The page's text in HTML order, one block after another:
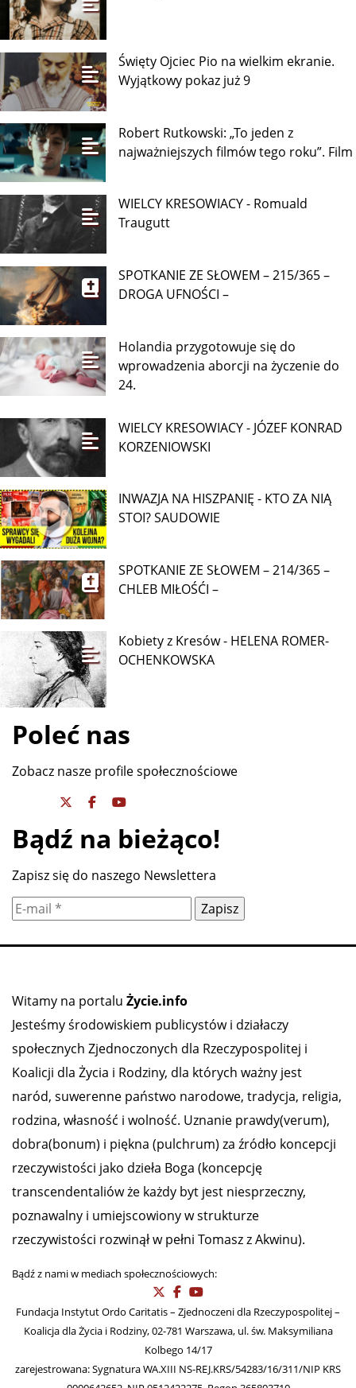
Święty Ojciec Pio na wielkim ekranie.
Wyjątkowy pokaz już 9
Robert Rutkowski: „To jeden z
najważniejszych filmów tego roku”. Film
WIELCY KRESOWIACY - Romuald
Traugutt
SPOTKANIE ZE SŁOWEM – 215/365 –
DROGA UFNOŚCI –
Holandia przygotowuje się do
wprowadzenia aborcji na życzenie do
24.
WIELCY KRESOWIACY - JÓZEF KONRAD
KORZENIOWSKI
INWAZJA NA HISZPANIĘ - KTO ZA NIĄ
STOI? SAUDOWIE
SPOTKANIE ZE SŁOWEM – 214/365 –
CHLEB MIŁOŚĆI –
Kobiety z Kresów - HELENA ROMER-
OCHENKOWSKA
Poleć nas
Zobacz nasze profile społecznościowe
Bądź na bieżąco!
Zapisz się do naszego Newslettera
Witamy na portalu Życie.info
Jesteśmy środowiskiem publicystów i działaczy
społecznych Zjednoczonych dla Rzeczypospolitej i
Koalicji dla Życia i Rodziny, dla których ważny jest
naród, suwerenne państwo narodowe, tradycja, religia,
rodzina, własność i wolność. Uznanie prawdy(verum),
dobra(bonum) i piękna (pulchrum) za źródło koncepcji
rzeczywistości jako dzieła Boga (koncepcję
transcendentaliów że każdy byt jest niesprzeczny,
poznawalny i umiejscowiony w strukturze
rzeczywistości rozwinął w pełni Tomasz z Akwinu).
Bądź z nami w mediach społecznościowych:
Fundacja Instytut Ordo Caritatis – Zjednoczeni dla Rzeczypospolitej –
Koalicja dla Życia i Rodziny, 02-781 Warszawa, ul. św. Maksymiliana
Kolbego 14/17
zarejestrowana: Sygnatura WA.XIII NS-REJ.KRS/54283/16/311/NIP KRS